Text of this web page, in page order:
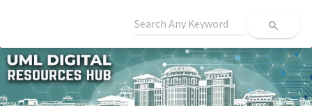
search